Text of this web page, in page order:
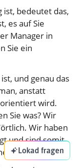
ist, bedeutet das,
es auf Sie
Manager in
Sie ein
und genau das
anstatt
wird.
Sie was? Wir
Wir haben
und sind somit
ist.Lokad fragen